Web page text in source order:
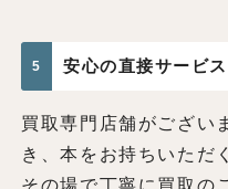
5 安心の直接サービス
買取専門店舗がござい
き、本をお持ちいただ